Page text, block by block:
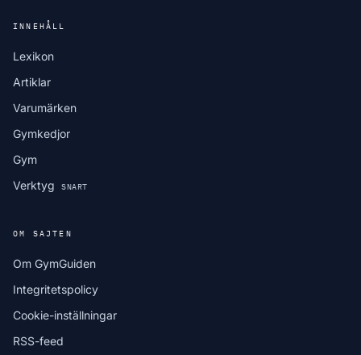
INNEHÅLL
Lexikon
Artiklar
Varumärken
Gymkedjor
Gym
Verktyg
SNART
OM SAJTEN
Om GymGuiden
Integritetspolicy
Cookie-inställningar
RSS-feed